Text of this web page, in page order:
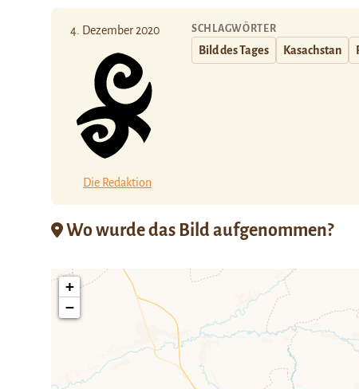
4. Dezember 2020
Die Redaktion
SCHLAGWÖRTER
Bild des Tages Kasachstan
Wo wurde das Bild aufgenommen?
+
−